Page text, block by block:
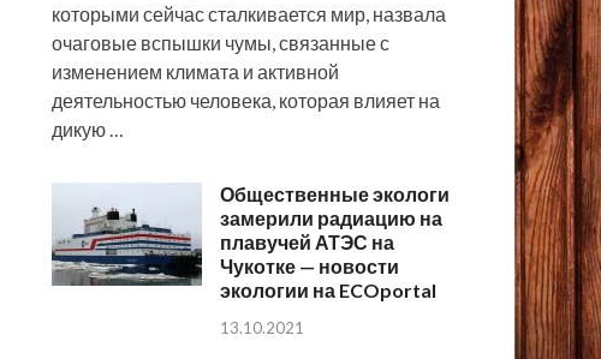
которыми сейчас сталкивается мир, назвала
очаговые вспышки чумы, связанные с
изменением климата и активной
деятельностью человека, которая влияет на
дикую …
Общественные экологи
замерили радиацию на
плавучей АТЭС на
Чукотке — новости
экологии на ECOportal
13.10.2021